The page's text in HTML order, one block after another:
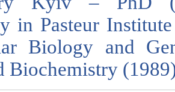
in Pasteur
Biology and
Biochemistry